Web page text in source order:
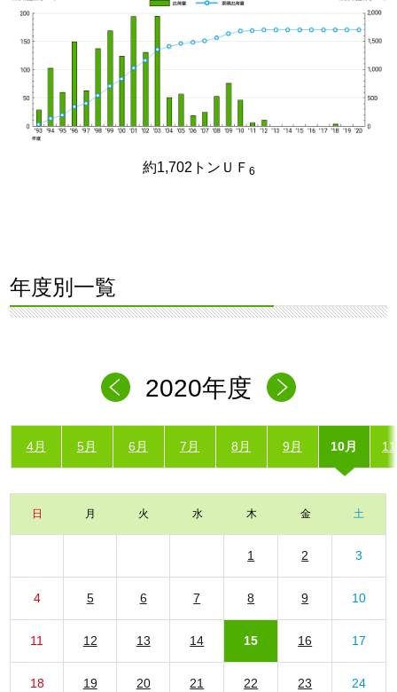
約1,702トンＵＦ 6
年度別一覧
2020年度
4月 5月 6月 7月 8月 9月 10月
日 月 火 水 木 金 土
1 2 3
4 5 6 7 8 9 10
11 12 13 14 15 16 17
18 19 20 21 22 23 24